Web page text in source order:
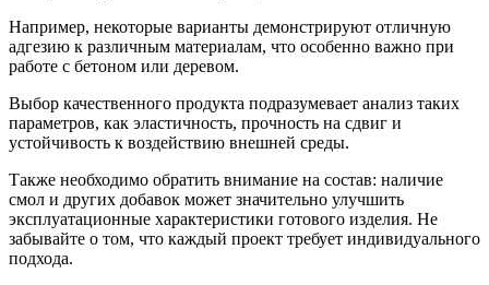
Например, некоторые варианты демонстрируют отличную
адгезию к различным материалам, что особенно важно при
работе с бетоном или деревом.
Выбор качественного продукта подразумевает анализ таких
параметров, как эластичность, прочность на сдвиг и
устойчивость к воздействию внешней среды.
Также необходимо обратить внимание на состав: наличие
смол и других добавок может значительно улучшить
эксплуатационные характеристики готового изделия. Не
забывайте о том, что каждый проект требует индивидуального
подхода.